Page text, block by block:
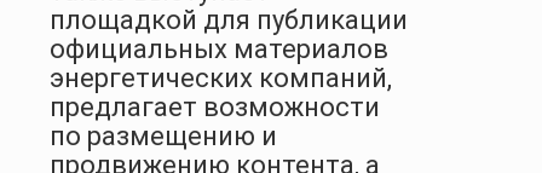
площадкой для публикации
официальных материалов
энергетических компаний,
предлагает возможности
по размещению и
продвижению контента, а